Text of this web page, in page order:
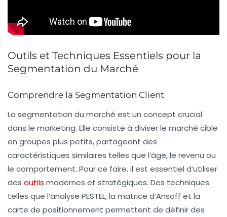
Outils et Techniques Essentiels pour la
Segmentation du Marché
Comprendre la Segmentation Client
La segmentation du marché est un concept crucial
dans le marketing. Elle consiste à diviser le marché cible
en groupes plus petits, partageant des
caractéristiques similaires telles que l’âge, le revenu ou
le comportement. Pour ce faire, il est essentiel d’utiliser
des outils modernes et stratégiques. Des techniques
telles que l’analyse PESTEL, la matrice d’Ansoff et la
carte de positionnement permettent de définir des